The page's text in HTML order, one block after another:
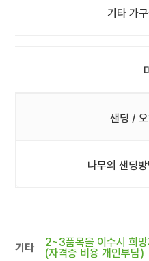
기타 가
샌딩 /
나무의 샌딩
기타
2~3품목을 이수시 희
(자격증 비용 개인부담)